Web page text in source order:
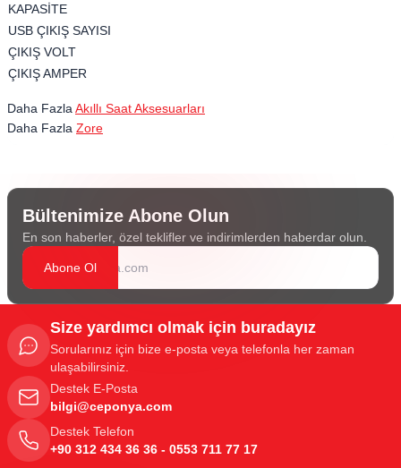
KAPASİTE
USB ÇIKIŞ SAYISI
ÇIKIŞ VOLT
ÇIKIŞ AMPER
Daha Fazla Akıllı Saat Aksesuarları
Daha Fazla Zore
Bültenimize Abone Olun
En son haberler, özel teklifler ve indirimlerden haberdar olun.
Abone Ol
Size yardımcı olmak için buradayız
Sorularınız için bize e-posta veya telefonla her zaman
ulaşabilirsiniz.
Destek E-Posta
bilgi@ceponya.com
Destek Telefon
+90 312 434 36 36 - 0553 711 77 17